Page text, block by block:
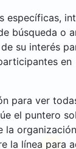
específicas,
búsqueda o
su interés
en
para ver
el puntero
la organización
la línea para
44